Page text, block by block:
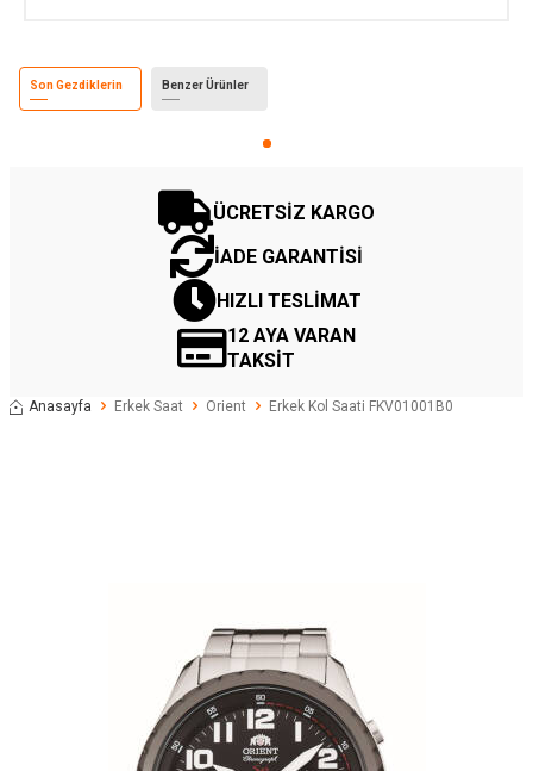
Son Gezdiklerin Benzer Ürünler
ÜCRETSİZ KARGO
İADE GARANTİSİ
HIZLI TESLİMAT
12 AYA VARAN
TAKSİT
Anasayfa Erkek Saat Orient Erkek Kol Saati FKV01001B0